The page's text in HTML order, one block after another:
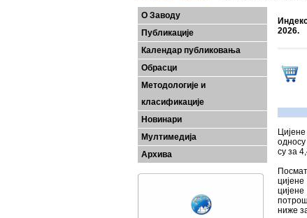
О Заводу
Публикације
Календар публиковања
Обрасци
Методологије и
класификације
Новинари
Мултимедија
Архива
2026.
су за
ниже